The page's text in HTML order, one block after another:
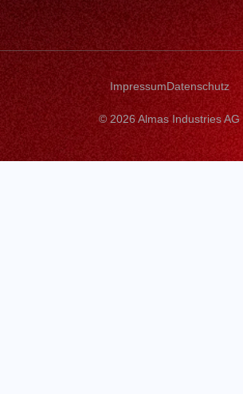
© 2026 Almas Industries AG
ImpressumDatenschutz